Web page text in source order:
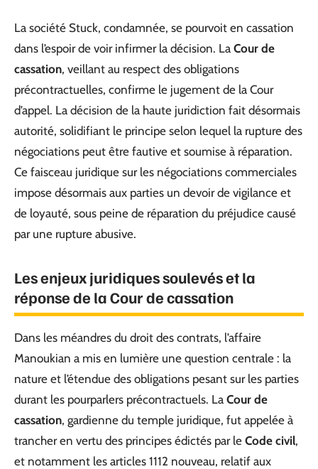
La société Stuck, condamnée, se pourvoit en cassation
dans l’espoir de voir infirmer la décision. La Cour de
cassation, veillant au respect des obligations
précontractuelles, confirme le jugement de la Cour
d’appel. La décision de la haute juridiction fait désormais
autorité, solidifiant le principe selon lequel la rupture des
négociations peut être fautive et soumise à réparation.
Ce faisceau juridique sur les négociations commerciales
impose désormais aux parties un devoir de vigilance et
de loyauté, sous peine de réparation du préjudice causé
par une rupture abusive.
Les enjeux juridiques soulevés et la
réponse de la Cour de cassation
Dans les méandres du droit des contrats, l’affaire
Manoukian a mis en lumière une question centrale : la
nature et l’étendue des obligations pesant sur les parties
durant les pourparlers précontractuels. La Cour de
cassation, gardienne du temple juridique, fut appelée à
trancher en vertu des principes édictés par le Code civil,
et notamment les articles 1112 nouveau, relatif aux